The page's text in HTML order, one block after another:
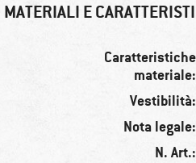
E
Caratteristiche
materiale:
Vestibilità:
Nota legale:
N. Art.: